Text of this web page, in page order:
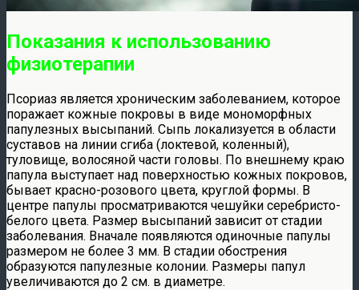
Показания к использованию
физиотерапии
Псориаз является хроническим заболеванием, которое
поражает кожные покровы в виде мономорфных
папулезных высыпаний. Сыпь локализуется в области
суставов на линии сгиба (локтевой, коленный),
туловище, волосяной части головы. По внешнему краю
папула выступает над поверхностью кожных покровов,
бывает красно-розового цвета, круглой формы. В
центре папулы просматриваются чешуйки серебристо-
белого цвета. Размер высыпаний зависит от стадии
заболевания. Вначале появляются одиночные папулы
размером не более 3 мм. В стадии обострения
образуются папулезные колонии. Размеры папул
увеличиваются до 2 см. в диаметре.